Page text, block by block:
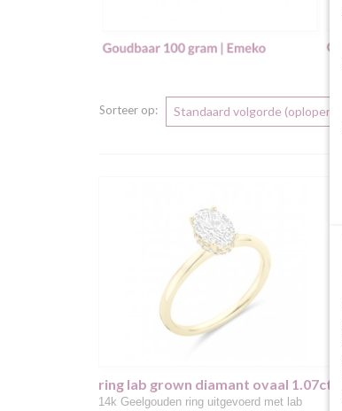
Sorteer op:
ring lab grown diamant ovaal 1.07ct
f vs
14k Geelgouden ring uitgevoerd met lab